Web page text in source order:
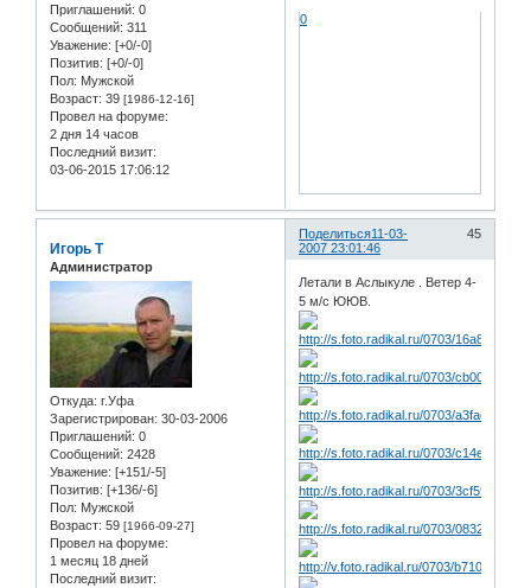
Приглашений: 0
Сообщений: 311
Уважение: [+0/-0]
Позитив: [+0/-0]
Пол: Мужской
Возраст: 39 [1986-12-16]
Провел на форуме:
2 дня 14 часов
Последний визит:
03-06-2015 17:06:12
0
Поделиться 45
11-03-
2007 23:01:46
Игорь Т
Администратор
Откуда: г.Уфа
Зарегистрирован: 30-03-2006
Приглашений: 0
Сообщений: 2428
Уважение: [+151/-5]
Позитив: [+136/-6]
Пол: Мужской
Возраст: 59 [1966-09-27]
Провел на форуме:
1 месяц 18 дней
Последний визит:
Летали в Аслыкуле . Ветер 4-
5 м/с ЮЮВ.